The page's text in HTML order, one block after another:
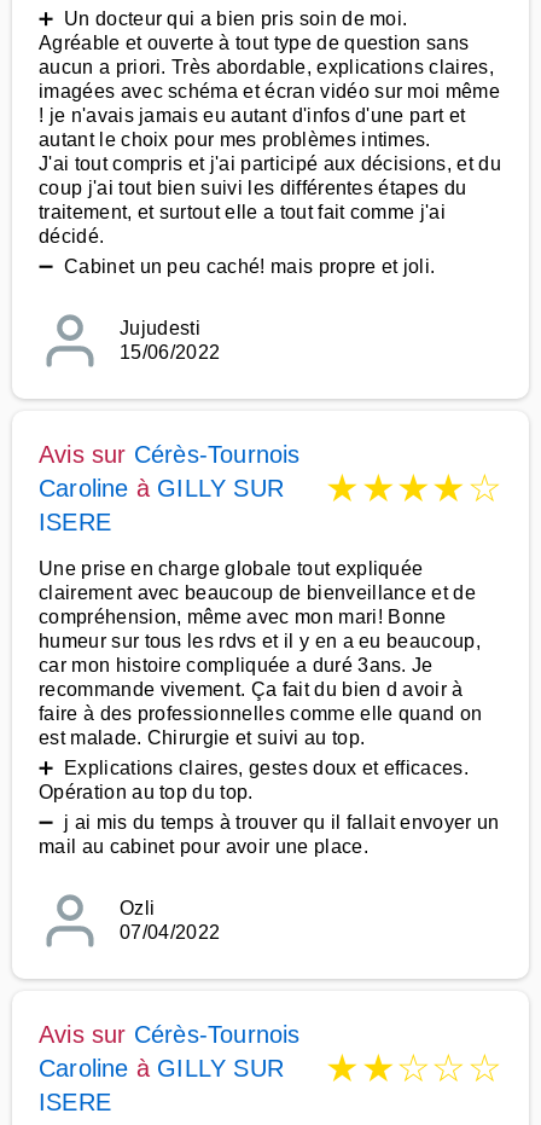
➕ Un docteur qui a bien pris soin de moi.
Agréable et ouverte à tout type de question sans
aucun a priori. Très abordable, explications claires,
imagées avec schéma et écran vidéo sur moi même
! je n'avais jamais eu autant d'infos d'une part et
autant le choix pour mes problèmes intimes.
J'ai tout compris et j'ai participé aux décisions, et du
coup j'ai tout bien suivi les différentes étapes du
traitement, et surtout elle a tout fait comme j'ai
décidé.
➖ Cabinet un peu caché! mais propre et joli.
Jujudesti
15/06/2022
Avis sur Cérès-Tournois
Caroline à GILLY SUR
ISERE
★★★★☆
Une prise en charge globale tout expliquée
clairement avec beaucoup de bienveillance et de
compréhension, même avec mon mari! Bonne
humeur sur tous les rdvs et il y en a eu beaucoup,
car mon histoire compliquée a duré 3ans. Je
recommande vivement. Ça fait du bien d avoir à
faire à des professionnelles comme elle quand on
est malade. Chirurgie et suivi au top.
➕ Explications claires, gestes doux et efficaces.
Opération au top du top.
➖ j ai mis du temps à trouver qu il fallait envoyer un
mail au cabinet pour avoir une place.
Ozli
07/04/2022
Avis sur Cérès-Tournois
Caroline à GILLY SUR
ISERE
★★☆☆☆